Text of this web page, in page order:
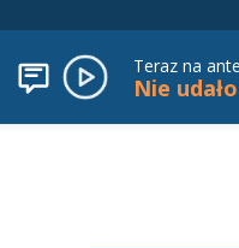
Teraz na